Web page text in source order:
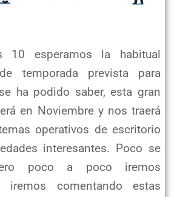
10 esperamos la habitual
temporada prevista para
ha podido saber, esta gran
en Noviembre y nos traerá
operativos de escritorio
interesantes. Poco se
poco a poco iremos
iremos comentando estas